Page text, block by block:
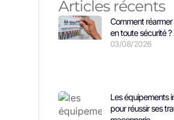
Articles récents
Comment
en toute sécurité ?
03/08/2026
Les équipements
pour réussir ses